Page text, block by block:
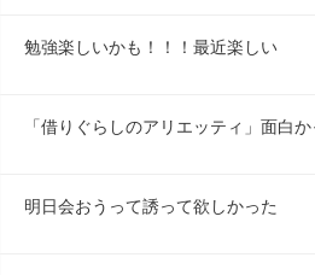
勉強楽しいかも！！！最近楽しい
「借りぐらしのアリエッティ」面白か
明日会おうって誘って欲しかった